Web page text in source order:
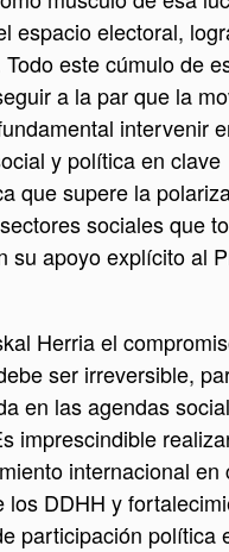
espacio electoral,
Todo este cúmulo de
a la par que la
intervenir
y política en clave
que supere la
sociales que
su apoyo explícito al
Herria el
ser irreversible,
en las agendas
imprescindible
internacional en
los DDHH y
participación política